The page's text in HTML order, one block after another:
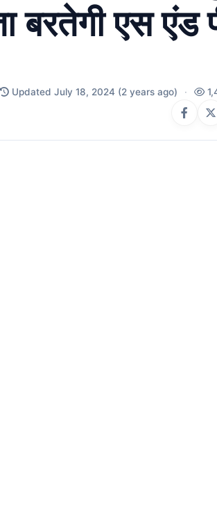
बरतेगी एस एंड
Updated July 18, 2024 (2 years ago) ·